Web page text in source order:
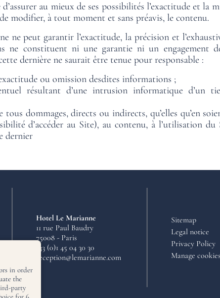
au mieux de ses possibilités l’exactitude et
modifier, à tout moment et sans préavis, le contenu.
ne peut garantir l’exactitude, la précision et
ne constituent ni une garantie ni un engagement
dernière ne saurait être tenue pour responsable :
ou omission desdites informations ;
résultant d’une intrusion informatique d’un
dommages, directs ou indirects, qu’elles qu’en
d’accéder au Site), au contenu, à l’utilisation
dernier
Hotel Le Marianne
11 rue Paul Baudry
75008 - Paris
+33 (0)1 45 04 30 30
reception@lemarianne.com
Sitemap
Legal notice
Privacy Policy
Manage cookies
in order
the
party